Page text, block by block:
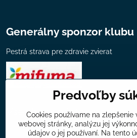
Generálny sponzor klubu
Pestrá strava pre zdravie zvierat
Všeobecné informácie
Mapa chovateľov klubu
Predvoľby
Cookies používame na zlepšenie
webovej stránky, analýzu jej
údajov o jej používaní. Na tento